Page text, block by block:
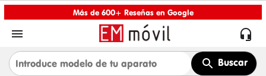
Más de 600+ Reseñas en Google
 
Buscar